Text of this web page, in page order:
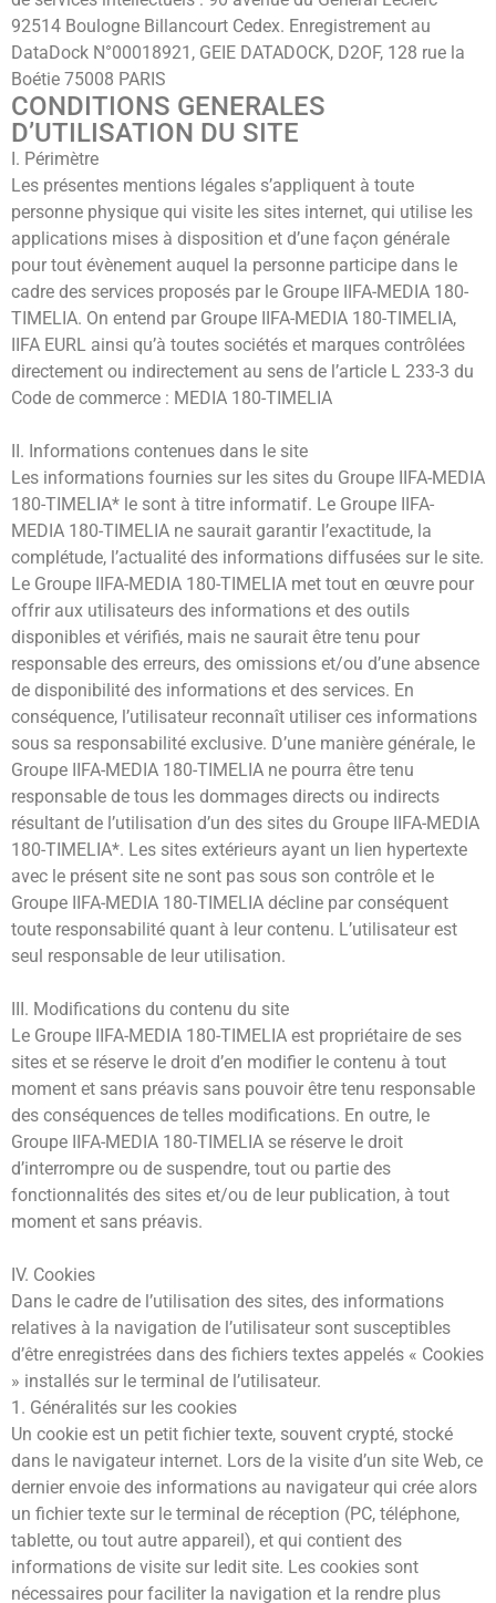
92514 Boulogne Billancourt Cedex. Enregistrement au
DataDock N°00018921, GEIE DATADOCK, D2OF, 128 rue la
Boétie 75008 PARIS
CONDITIONS GENERALES
D’UTILISATION DU SITE
I. Périmètre
Les présentes mentions légales s’appliquent à toute
personne physique qui visite les sites internet, qui utilise les
applications mises à disposition et d’une façon générale
pour tout évènement auquel la personne participe dans le
cadre des services proposés par le Groupe IIFA-MEDIA 180-
TIMELIA. On entend par Groupe IIFA-MEDIA 180-TIMELIA,
IIFA EURL ainsi qu’à toutes sociétés et marques contrôlées
directement ou indirectement au sens de l’article L 233-3 du
Code de commerce : MEDIA 180-TIMELIA
II. Informations contenues dans le site
Les informations fournies sur les sites du Groupe IIFA-MEDIA
180-TIMELIA* le sont à titre informatif. Le Groupe IIFA-
MEDIA 180-TIMELIA ne saurait garantir l’exactitude, la
complétude, l’actualité des informations diffusées sur le site.
Le Groupe IIFA-MEDIA 180-TIMELIA met tout en œuvre pour
offrir aux utilisateurs des informations et des outils
disponibles et vérifiés, mais ne saurait être tenu pour
responsable des erreurs, des omissions et/ou d’une absence
de disponibilité des informations et des services. En
conséquence, l’utilisateur reconnaît utiliser ces informations
sous sa responsabilité exclusive. D’une manière générale, le
Groupe IIFA-MEDIA 180-TIMELIA ne pourra être tenu
responsable de tous les dommages directs ou indirects
résultant de l’utilisation d’un des sites du Groupe IIFA-MEDIA
180-TIMELIA*. Les sites extérieurs ayant un lien hypertexte
avec le présent site ne sont pas sous son contrôle et le
Groupe IIFA-MEDIA 180-TIMELIA décline par conséquent
toute responsabilité quant à leur contenu. L’utilisateur est
seul responsable de leur utilisation.
III. Modifications du contenu du site
Le Groupe IIFA-MEDIA 180-TIMELIA est propriétaire de ses
sites et se réserve le droit d’en modifier le contenu à tout
moment et sans préavis sans pouvoir être tenu responsable
des conséquences de telles modifications. En outre, le
Groupe IIFA-MEDIA 180-TIMELIA se réserve le droit
d’interrompre ou de suspendre, tout ou partie des
fonctionnalités des sites et/ou de leur publication, à tout
moment et sans préavis.
IV. Cookies
Dans le cadre de l’utilisation des sites, des informations
relatives à la navigation de l’utilisateur sont susceptibles
d’être enregistrées dans des fichiers textes appelés « Cookies
» installés sur le terminal de l’utilisateur.
1. Généralités sur les cookies
Un cookie est un petit fichier texte, souvent crypté, stocké
dans le navigateur internet. Lors de la visite d’un site Web, ce
dernier envoie des informations au navigateur qui crée alors
un fichier texte sur le terminal de réception (PC, téléphone,
tablette, ou tout autre appareil), et qui contient des
informations de visite sur ledit site. Les cookies sont
nécessaires pour faciliter la navigation et la rendre plus